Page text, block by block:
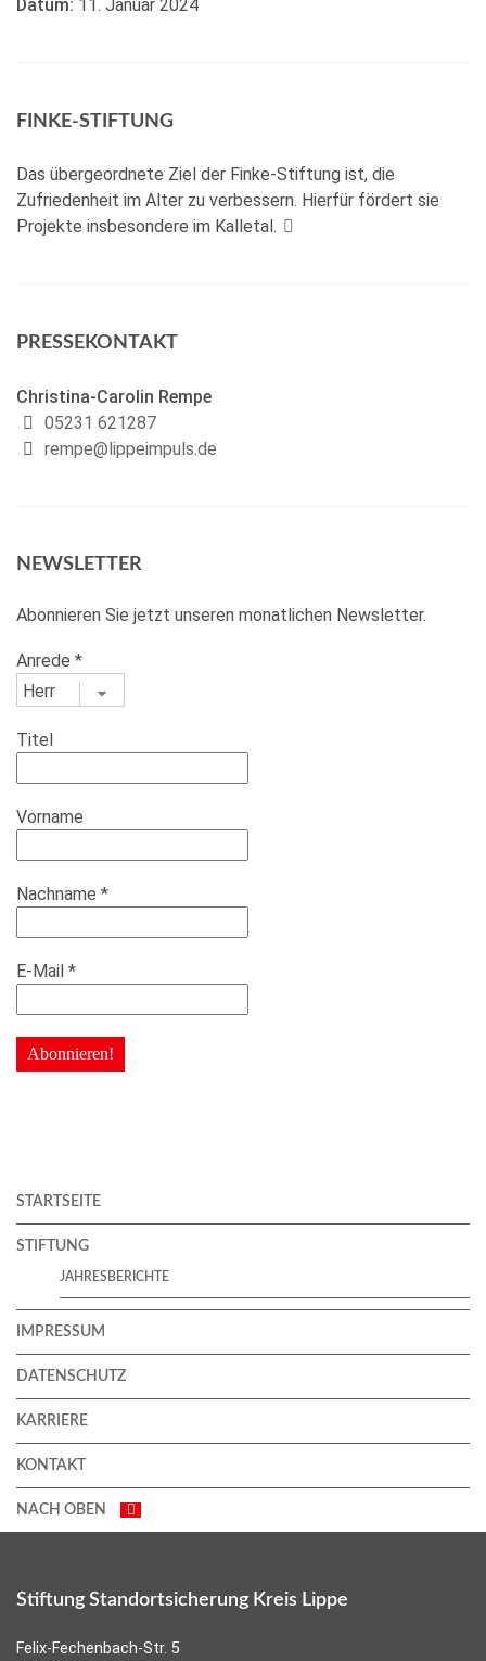
Datum: 11. Januar 2024
FINKE-STIFTUNG
Das übergeordnete Ziel der Finke-Stiftung ist, die
Zufriedenheit im Alter zu verbessern. Hierfür fördert sie
Projekte insbesondere im Kalletal.
PRESSEKONTAKT
Christina-Carolin Rempe
05231 621287
rempe@lippeimpuls.de
NEWSLETTER
Abonnieren Sie jetzt unseren monatlichen Newsletter.
Anrede *
Titel
Vorname
Nachname *
E-Mail *
STARTSEITE
STIFTUNG
JAHRESBERICHTE
IMPRESSUM
DATENSCHUTZ
KARRIERE
KONTAKT
NACH OBEN
Stiftung Standortsicherung Kreis Lippe
Felix-Fechenbach-Str. 5